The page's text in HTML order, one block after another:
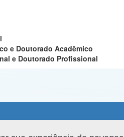
e Doutorado Acadêmico
e Doutorado Profissional